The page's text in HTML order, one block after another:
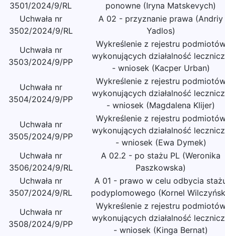
3501/2024/9/RL
ponowne (Iryna Matskevych)
Uchwała nr
3502/2024/9/RL
A 02 - przyznanie prawa (Andriy
Yadlos)
Uchwała nr
3503/2024/9/PP
Wykreślenie z rejestru
wykonujących działalność
- wniosek (Kacper Urban)
Uchwała nr
3504/2024/9/PP
Wykreślenie z rejestru
wykonujących działalność
- wniosek (Magdalena Klijer)
Uchwała nr
3505/2024/9/PP
Wykreślenie z rejestru
wykonujących działalność
- wniosek (Ewa Dymek)
Uchwała nr
3506/2024/9/RL
A 02.2 - po stażu PL (Weronika
Paszkowska)
Uchwała nr
3507/2024/9/RL
A 01 - prawo w celu odbycia
podyplomowego (Kornel
Uchwała nr
3508/2024/9/PP
Wykreślenie z rejestru
wykonujących działalność
- wniosek (Kinga Bernat)